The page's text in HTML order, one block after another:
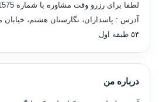
لطفا برای رزرو وقت مشاوره با شماره
آدرس : پاسداران، نگارستان هشتم،
۵۴ طبقه اول
درباره من